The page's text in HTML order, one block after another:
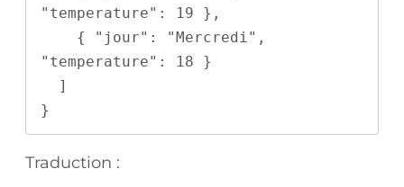
"temperature": 19 },
"temperature": 18 }
}
Traduction :